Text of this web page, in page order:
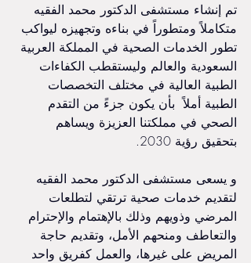
تم إنشاء مستشفى الدكتور محمد الفقيه
متكاملاً ومتطوراً في بناءه وتجهيزه ليواكب
تطور الخدمات الصحية في المملكة العربية
السعودية والعالم وليستقطب الكفاءات
الطبية العالية في مختلف التخصصات
الطبية أملاً  بأن يكون جزءً من التقدم
الصحي في مملكتنا العزيزة ويساهم
بتحقيق رؤية 2030.
و يسعى مستشفى الدكتور محمد الفقيه
لتقديم خدمات صحية ترتقي لتطلعات
المرضي وذويهم وذلك بالإهتمام والإحترام
والتعاطف ومنحهم الأمل، وتقديم حاجة
المريض على غيرها، والعمل كفريق واحد